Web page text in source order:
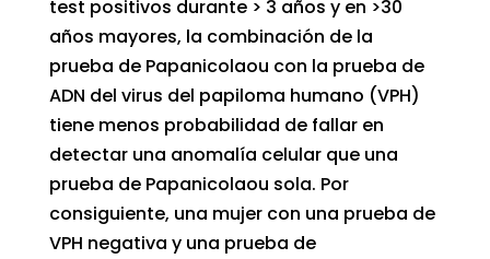
test positivos durante > 3 años y en >30
años mayores, la combinación de la
prueba de Papanicolaou con la prueba de
ADN del virus del papiloma humano (VPH)
tiene menos probabilidad de fallar en
detectar una anomalía celular que una
prueba de Papanicolaou sola. Por
consiguiente, una mujer con una prueba de
VPH negativa y una prueba de